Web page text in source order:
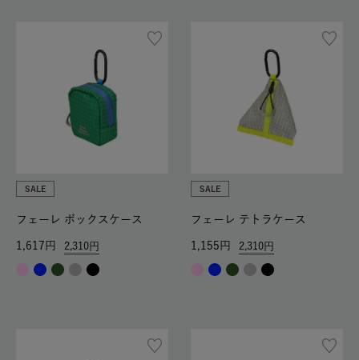
SALE
フェーレ ボックスケース
2,310
1,617
SALE
フェーレ テトラケース
2,310
1,155